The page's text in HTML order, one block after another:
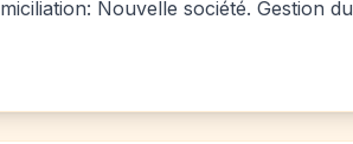
Nouvelle société. Gestion du